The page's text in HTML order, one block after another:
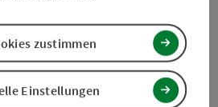
Einstellungen
zustimmen